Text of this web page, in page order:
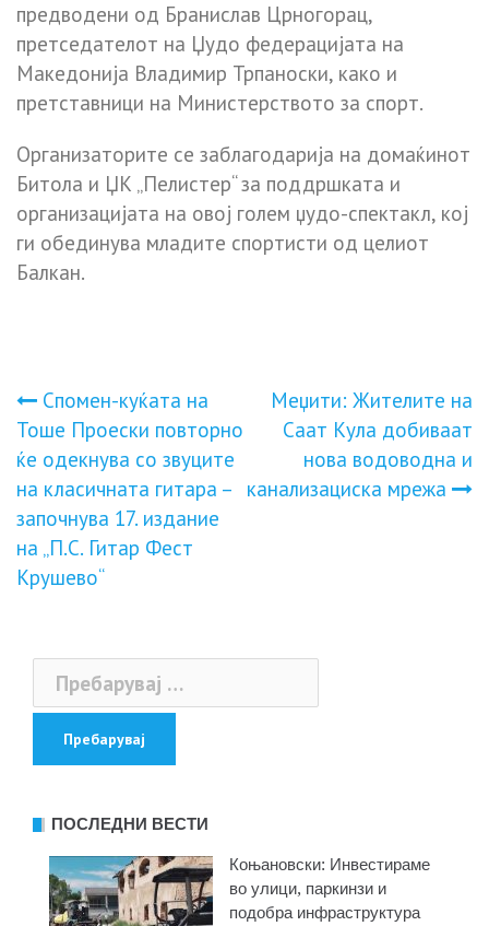
предводени од Бранислав Црногорац,
претседателот на Џудо федерацијата на
Македонија Владимир Трпаноски, како и
претставници на Министерството за спорт.
Организаторите се заблагодарија на домаќинот
Битола и ЏК „Пелистер“ за поддршката и
организацијата на овој голем џудо-спектакл, кој
ги обединува младите спортисти од целиот
Балкан.
Навигација
на
напис
Спомен-куќата на
Тоше Проески повторно
ќе одекнува со звуците
на класичната гитара –
започнува 17. издание
на „П.С. Гитар Фест
Крушево“
Меџити: Жителите на
Саат Кула добиваат
нова водоводна и
канализациска мрежа
Пребарувај
за:
ПОСЛЕДНИ ВЕСТИ
Коњановски: Инвестираме
во улици, паркинзи и
подобра инфраструктура